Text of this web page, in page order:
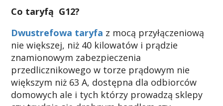
Co taryfą G12?
Dwustrefowa taryfa z mocą przyłączeniową
nie większej, niż 40 kilowatów i prądzie
znamionowym zabezpieczenia
przedlicznikowego w torze prądowym nie
większym niż 63 A, dostępna dla odbiorców
domowych ale i tych którzy prowadzą sklepy